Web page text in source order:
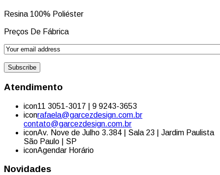
Resina 100% Poliéster
Preços De Fábrica
Atendimento
icon11 3051-3017 | 9 9243-3653
iconrafaela@garcezdesign.com.br
contato@garcezdesign.com.br
iconAv. Nove de Julho 3.384 | Sala 23 | Jardim Paulista
São Paulo | SP
iconAgendar Horário
Novidades